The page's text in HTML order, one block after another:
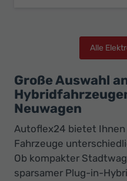
Alle
Große Auswahl
Neuwagen
Autoflex24 bietet
Fahrzeuge
Ob kompakter
sparsamer Plug-in-